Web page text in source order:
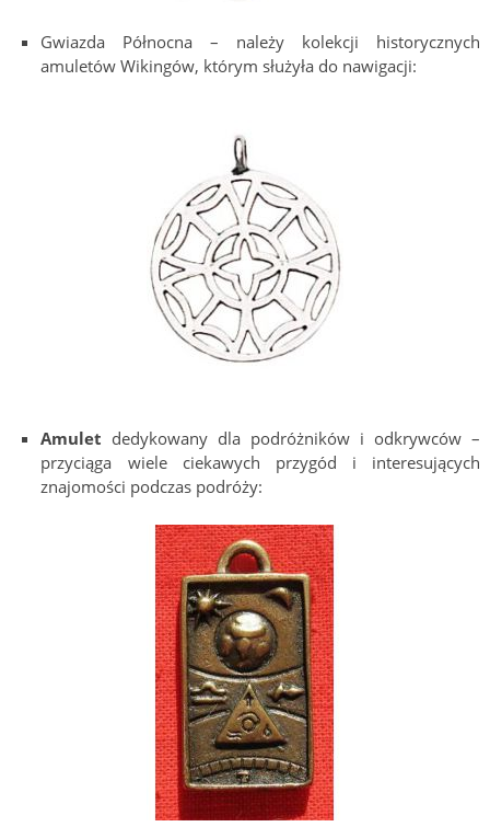
Gwiazda Północna – należy kolekcji historycznych
amuletów Wikingów, którym służyła do nawigacji:
Amulet dedykowany dla podróżników i odkrywców –
przyciąga wiele ciekawych przygód i interesujących
znajomości podczas podróży: